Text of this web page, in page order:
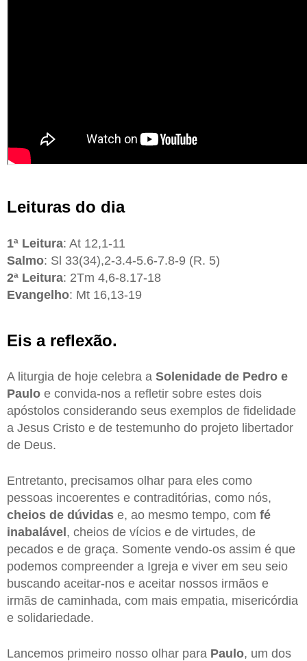
Leituras do dia
1ª Leitura: At 12,1-11
Salmo: Sl 33(34),2-3.4-5.6-7.8-9 (R. 5)
2ª Leitura: 2Tm 4,6-8.17-18
Evangelho: Mt 16,13-19
Eis a reflexão.
A liturgia de hoje celebra a Solenidade de Pedro e
Paulo e convida-nos a refletir sobre estes dois
apóstolos considerando seus exemplos de fidelidade
a Jesus Cristo e de testemunho do projeto libertador
de Deus.
Entretanto, precisamos olhar para eles como
pessoas incoerentes e contraditórias, como nós,
cheios de dúvidas e, ao mesmo tempo, com fé
inabalável , cheios de vícios e de virtudes, de
pecados e de graça. Somente vendo-os assim é que
podemos compreender a Igreja e viver em seu seio
buscando aceitar-nos e aceitar nossos irmãos e
irmãs de caminhada, com mais empatia, misericórdia
e solidariedade.
Lancemos primeiro nosso olhar para Paulo, um dos